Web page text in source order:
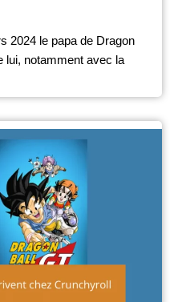
2024 le papa de Dragon
lui, notamment avec la